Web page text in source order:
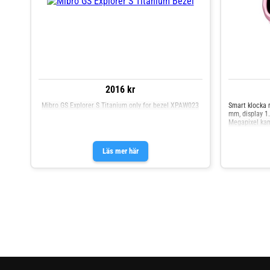
2016 kr
Läs mer här
Mibro GS Explorer S Titanium only for bezel XPAW023
Smart klocka
mm, display
Megapixel